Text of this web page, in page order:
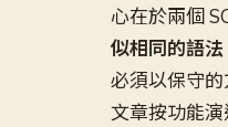
心在於兩個
似相同的語
必須以保守
文章按功能